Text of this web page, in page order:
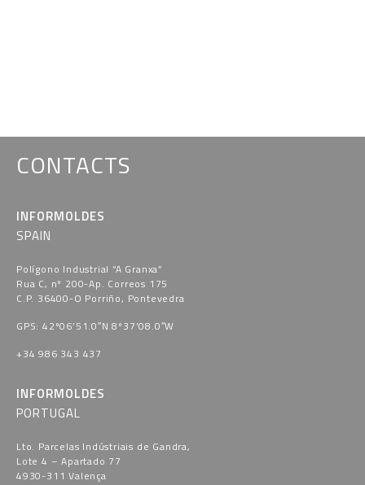
CONTACTS
INFORMOLDES
SPAIN
Polígono Industrial “A Granxa​”
Rua C, nº 200-Ap. Correos 175
C.P. 36400-O Porriño, Pontevedra​
GPS: 42º06’51.0″N 8º37’08.0″W
+34 986 343 437
INFORMOLDES
PORTUGAL
Lto. Parcelas Indústriais de Gandra,
Lote 4 – Apartado 77
4930-311 Valença